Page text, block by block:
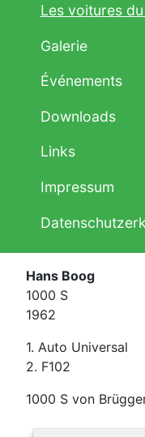
Les voitures
Galerie
Événements
Downloads
Links
Impressum
Hans Boog
1000 S
1962
1. Auto Universal
2. F102
1000 S von